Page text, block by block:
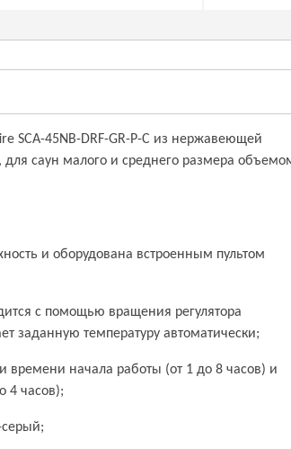
SCA-45NB-DRF-GR-P-C из нержавеющей
саун малого и среднего размера
и оборудована встроенным пультом
с помощью вращения регулятора
заданную температуру автоматически;
времени начала работы (от 1 до 8 часов) и
4 часов);
серый;